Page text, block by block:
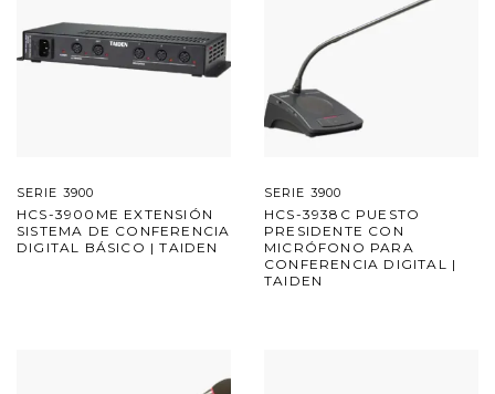
SERIE 3900
HCS-3900ME EXTENSIÓN
SISTEMA DE CONFERENCIA
DIGITAL BÁSICO | TAIDEN
SERIE 3900
HCS-3938C PUESTO
PRESIDENTE CON
MICRÓFONO PARA
CONFERENCIA DIGITAL |
TAIDEN